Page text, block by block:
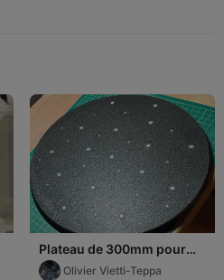
Plateau de 300mm pour
les scanners
Olivier Vietti-Teppa